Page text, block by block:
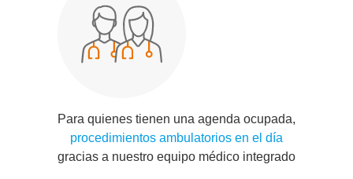
Para quienes tienen una agenda ocupada,
procedimientos ambulatorios en el día
gracias a nuestro equipo médico integrado